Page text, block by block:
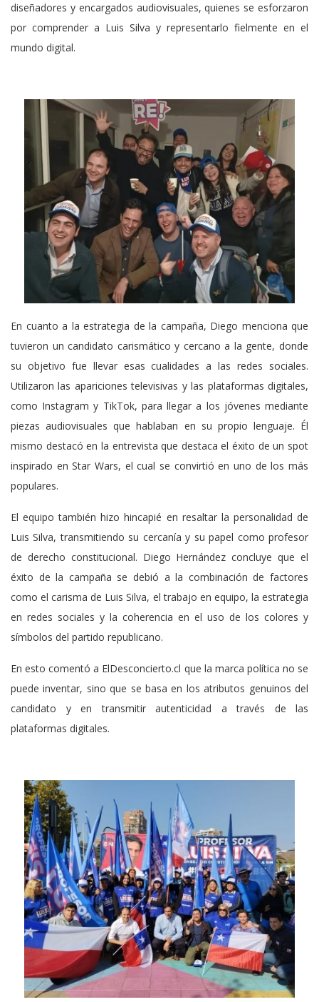
diseñadores y encargados audiovisuales, quienes se esforzaron
por comprender a Luis Silva y representarlo fielmente en el
mundo digital.
En cuanto a la estrategia de la campaña, Diego menciona que
tuvieron un candidato carismático y cercano a la gente, donde
su objetivo fue llevar esas cualidades a las redes sociales.
Utilizaron las apariciones televisivas y las plataformas digitales,
como Instagram y TikTok, para llegar a los jóvenes mediante
piezas audiovisuales que hablaban en su propio lenguaje. Él
mismo destacó en la entrevista que destaca el éxito de un spot
inspirado en Star Wars, el cual se convirtió en uno de los más
populares.
El equipo también hizo hincapié en resaltar la personalidad de
Luis Silva, transmitiendo su cercanía y su papel como profesor
de derecho constitucional. Diego Hernández concluye que el
éxito de la campaña se debió a la combinación de factores
como el carisma de Luis Silva, el trabajo en equipo, la estrategia
en redes sociales y la coherencia en el uso de los colores y
símbolos del partido republicano.
En esto comentó a ElDesconcierto.cl que la marca política no se
puede inventar, sino que se basa en los atributos genuinos del
candidato y en transmitir autenticidad a través de las
plataformas digitales.